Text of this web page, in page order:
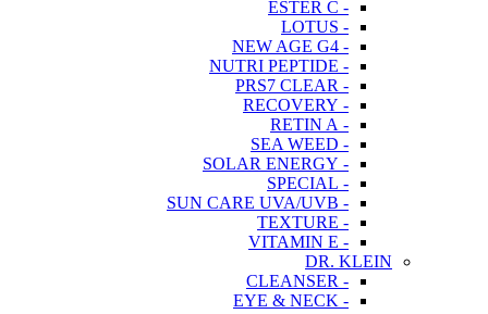
- ESTER C
- LOTUS
- NEW AGE G4
- NUTRI PEPTIDE
- PRS7 CLEAR
- RECOVERY
- RETIN A
- SEA WEED
- SOLAR ENERGY
- SPECIAL
- SUN CARE UVA/UVB
- TEXTURE
- VITAMIN E
DR. KLEIN
- CLEANSER
- EYE & NECK